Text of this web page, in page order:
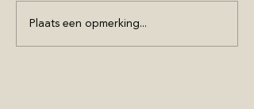
Plaats een opmerking...